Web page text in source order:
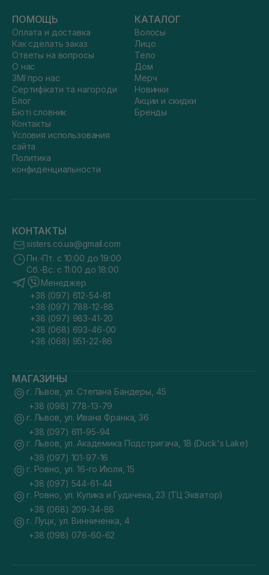
ПОМОЩЬ
Оплата и доставка
Как сделать заказ
Ответы на вопросы
О нас
ЗМІ про нас
Сертифікати та нагороди
Блог
Бюті словник
Контакты
Условия использования
сайта
Политика
конфиденциальности
КАТАЛОГ
Волосы
Лицо
Тело
Дом
Мерч
Новинки
Акции и скидки
Бренды
КОНТАКТЫ
sisters.co.ua@gmail.com
Пн.-Пт. с 10:00 до 19:00
Сб.-Вс. с 11:00 до 18:00
Менеджер
+38 (097) 612-54-81
+38 (097) 788-12-88
+38 (097) 983-41-20
+38 (068) 693-46-00
+38 (068) 951-22-86
МАГАЗИНЫ
г. Львов, ул. Степана Бандеры, 45
+38 (098) 778-13-79
г. Львов, ул. Ивана Франка, 36
+38 (097) 611-95-94
г. Львов, ул. Академика Подстригача, 1В (Duck's Lake)
+38 (097) 101-97-16
г. Ровно, ул. 16-го Июля, 15
+38 (097) 544-61-44
г. Ровно, ул. Кулика и Гудачека, 23 (ТЦ Экватор)
+38 (068) 209-34-88
г. Луцк, ул. Винниченка, 4
+38 (098) 076-60-62